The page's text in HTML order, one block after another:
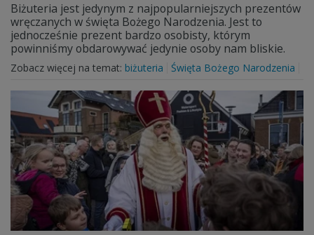
Biżuteria jest jedynym z najpopularniejszych prezentów
wręczanych w święta Bożego Narodzenia. Jest to
jednocześnie prezent bardzo osobisty, którym
powinniśmy obdarowywać jedynie osoby nam bliskie.
Zobacz więcej na temat: biżuteria Święta Bożego Narodzenia